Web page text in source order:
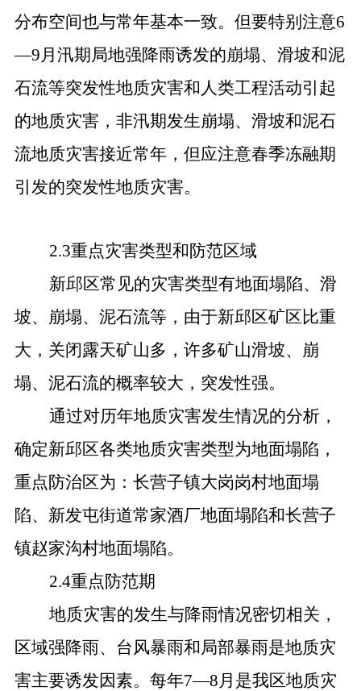
分布空间也与常年基本一致。但要特别注意6
—9月汛期局地强降雨诱发的崩塌、滑坡和泥
石流等突发性地质灾害和人类工程活动引起
的地质灾害，非汛期发生崩塌、滑坡和泥石
流地质灾害接近常年，但应注意春季冻融期
引发的突发性地质灾害。
2.3重点灾害类型和防范区域
新邱区常见的灾害类型有地面塌陷、滑
坡、崩塌、泥石流等，由于新邱区矿区比重
大，关闭露天矿山多，许多矿山滑坡、崩
塌、泥石流的概率较大，突发性强。
通过对历年地质灾害发生情况的分析，
确定新邱区各类地质灾害类型为地面塌陷，
重点防治区为：长营子镇大岗岗村地面塌
陷、新发屯街道常家酒厂地面塌陷和长营子
镇赵家沟村地面塌陷。
2.4重点防范期
地质灾害的发生与降雨情况密切相关，
区域强降雨、台风暴雨和局部暴雨是地质灾
害主要诱发因素。每年7—8月是我区地质灾